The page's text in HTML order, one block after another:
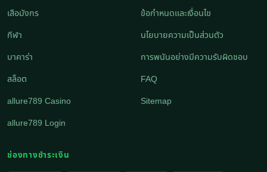
เสือมังกร
กีฬา
บาคาร่า
สล็อต
allure789 Casino
allure789 Login
ข้อกำหนดและเงื่อนไข
นโยบายความเป็นส่วนตัว
การพนันอย่างมีความรับผิดชอบ
FAQ
Sitemap
ช่องทางชำระเงิน